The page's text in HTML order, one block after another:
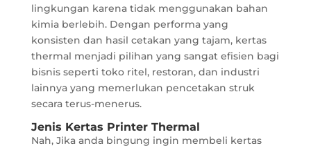
lingkungan karena tidak menggunakan bahan
kimia berlebih. Dengan performa yang
konsisten dan hasil cetakan yang tajam, kertas
thermal menjadi pilihan yang sangat efisien bagi
bisnis seperti toko ritel, restoran, dan industri
lainnya yang memerlukan pencetakan struk
secara terus-menerus.
Jenis Kertas Printer Thermal
Nah, Jika anda bingung ingin membeli kertas